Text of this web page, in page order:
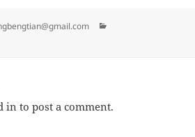
in to post a comment.